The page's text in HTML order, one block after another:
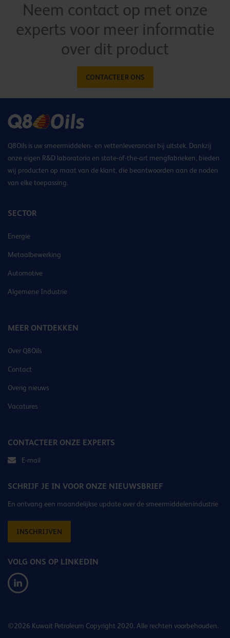
Neem contact op met onze
experts voor meer informatie
over dit product
CONTACTEER ONS
Q8Oils is uw smeermiddelen- en vettenleverancier bij uitstek. Dankzij
onze eigen R&D laboratoria en state-of-the-art mengfabrieken, bieden
wij producten op maat van de klant, die beantwoorden aan de noden
van elke toepassing.
SECTOR
Energie
Metaalbewerking
Automotive
Algemene Industrie
MEER ONTDEKKEN
Over Q8Oils
Contact
Overig nieuws
Vacatures
CONTACTEER ONZE EXPERTS
E-mail
SCHRIJF JE IN VOOR ONZE NIEUWSBRIEF
En ontvang een maandelijkse update over de smeermiddelenindustrie
INSCHRIJVEN
VOLG ONS OP LINKEDIN
©2026 Kuwait Petroleum Copyright 2020. Alle rechten voorbehouden.